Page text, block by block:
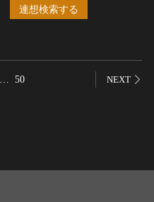
連想検索する
50 NEXT